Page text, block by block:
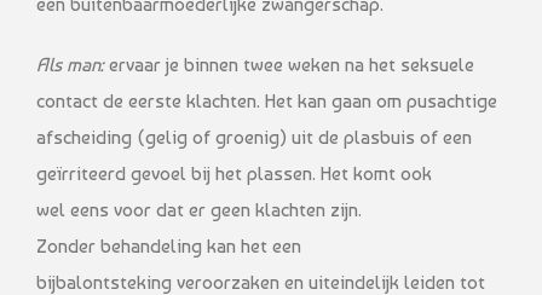
Als man:ervaar je binnen twee weken na het seksuele
contact de eerste klachten. Het kan gaan om pusachtige
afscheiding (gelig of groenig) uit de plasbuis of een
geïrriteerd gevoel bij het plassen. Het komt ook
wel eens voor dat er geen klachten zijn.
Zonder behandeling kan het een
bijbalontsteking veroorzaken en uiteindelijk leiden tot